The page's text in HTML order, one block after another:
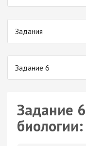
Задания
Задание 6
Задание